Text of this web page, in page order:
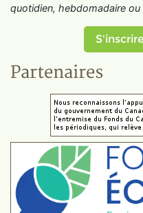
quotidien, hebdomadaire ou
Partenaires